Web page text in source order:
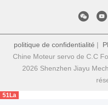
politique de confidentialité |
Chine Moteur servo de C.C
2026 Shenzhen Jiayu
51La